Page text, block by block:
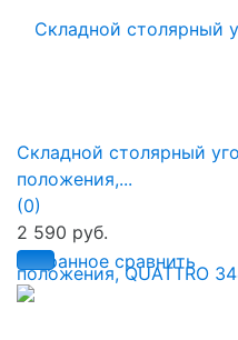
избранное сравнить
Складной столярный
положения,...
(0)
2 590 руб.